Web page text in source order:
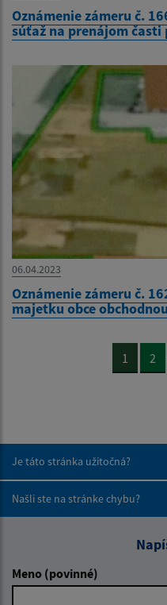
Oznámenie zámeru č.
súťaž na prenájom časti
06.04.2023
Oznámenie zámeru č.
majetku obce
1 2
Je táto stránka užitočná?
Našli ste na stránke chybu?
Meno (povinné)